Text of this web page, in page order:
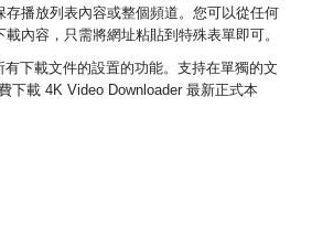
存播放列表內容或整個頻道。您可以從任何
載內容，只需將網址粘貼到特殊表單即可。
下載文件的設置的功能。支持在單獨的文
下載 4K Video Downloader 最新正式本